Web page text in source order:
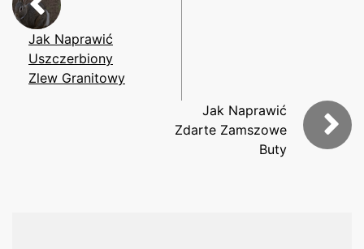
Jak Naprawić
Uszczerbiony
Zlew Granitowy
Jak Naprawić
Zdarte Zamszowe
Buty